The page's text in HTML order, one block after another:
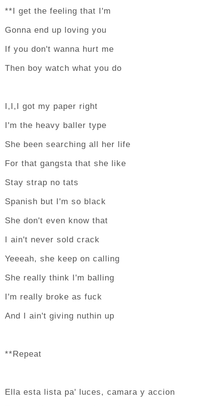
**I get the feeling that I'm
Gonna end up loving you
If you don't wanna hurt me
Then boy watch what you do
I,I,I got my paper right
I'm the heavy baller type
She been searching all her life
For that gangsta that she like
Stay strap no tats
Spanish but I'm so black
She don't even know that
I ain't never sold crack
Yeeeah, she keep on calling
She really think I'm balling
I'm really broke as fuck
And I ain't giving nuthin up
**Repeat
Ella esta lista pa' luces, camara y accion